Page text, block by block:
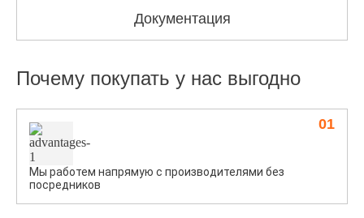
Документация
Почему покупать у нас выгодно
Мы работем напрямую с производителями без
посредников
01